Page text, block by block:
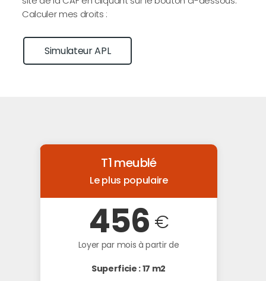
Calculer mes droits :
Simulateur APL
T1 meublé
Le plus populaire
456 €
Loyer par mois à partir de
Superficie : 17 m2